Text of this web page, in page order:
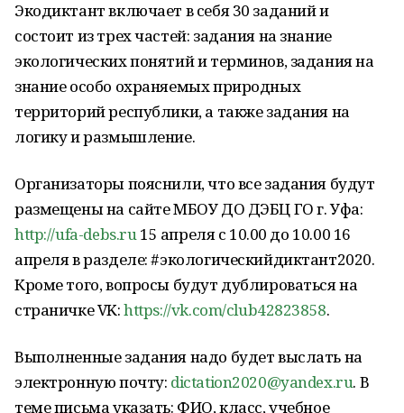
Экодиктант включает в себя 30 заданий и
состоит из трех частей: задания на знание
экологических понятий и терминов, задания на
знание особо охраняемых природных
территорий республики, а также задания на
логику и размышление.
Организаторы пояснили, что все задания будут
размещены на сайте МБОУ ДО ДЭБЦ ГО г. Уфа:
http://ufa-debs.ru15 апреля с 10.00 до 10.00 16
апреля в разделе: #экологическийдиктант2020.
Кроме того, вопросы будут дублироваться на
страничке VK:https://vk.com/club42823858.
Выполненные задания надо будет выслать на
электронную почту: dictation2020@yandex.ru. В
теме письма указать: ФИО, класс, учебное